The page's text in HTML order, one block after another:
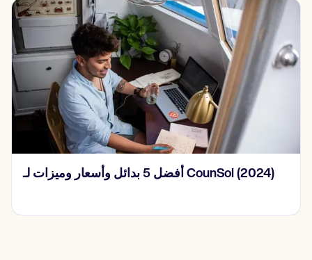
أفضل 5 بدائل وأسعار وميزات لـ CounSol (2024)